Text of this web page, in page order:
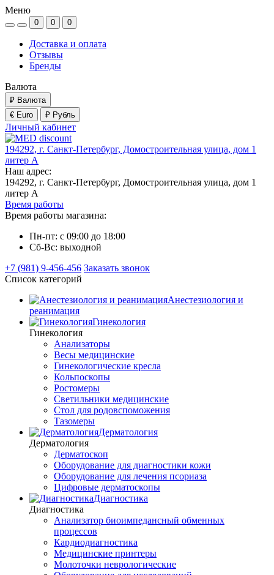
Меню
0 0 0
Доставка и оплата
Отзывы
Бренды
Валюта
₽ Валюта
€ Euro
₽ Рубль
Личный кабинет
194292, г. Санкт-Петербург, Домостроительная улица, дом 1
литер А
Наш адрес:
194292, г. Санкт-Петербург, Домостроительная улица, дом 1
литер А
Время работы
Время работы магазина:
Пн-пт: с 09:00 до 18:00
Сб-Вс: выходной
+7 (981) 9-456-456 Заказать звонок
Список категорий
Анестезиология и
реанимация
Гинекология
Гинекология
Анализаторы
Весы медицинские
Гинекологические кресла
Кольпоскопы
Ростомеры
Светильники медицинские
Стол для родовспоможения
Тазомеры
Дерматология
Дерматология
Дерматоскоп
Оборудование для диагностики кожи
Оборудование для лечения псориаза
Цифровые дерматоскопы
Диагностика
Диагностика
Анализатор биоимпедансный обменных
процессов
Кардиодиагностика
Медицинские принтеры
Молоточки неврологические